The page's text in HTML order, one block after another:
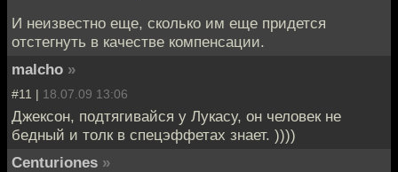
И неизвестно еще, сколько им еще придется
отстегнуть в качестве компенсации.
malcho »
#11 | 18.07.09 13:06
Джексон, подтягивайся у Лукасу, он человек не
бедный и толк в спецэффетах знает. ))))
Centuriones »